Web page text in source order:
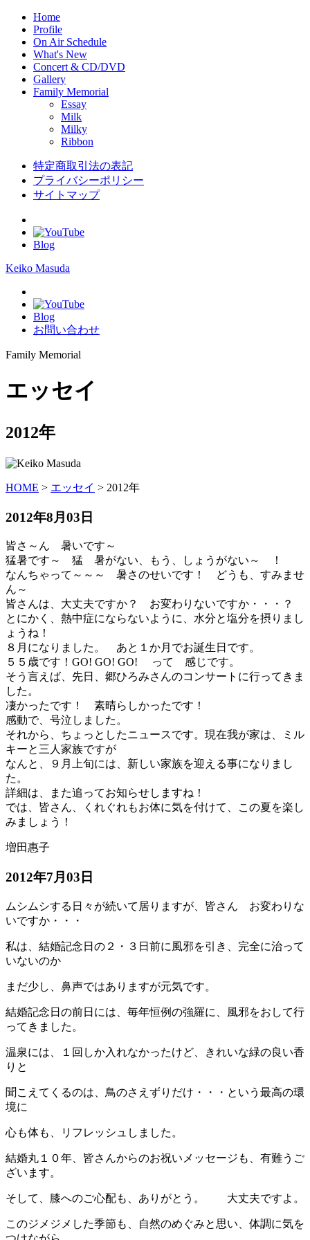
Home
Profile
On Air Schedule
What's New
Concert & CD/DVD
Gallery
Family Memorial
Essay
Milk
Milky
Ribbon
特定商取引法の表記
プライバシーポリシー
サイトマップ
Blog
Keiko Masuda
Blog
お問い合わせ
Family Memorial
エッセイ
2012年
HOME > エッセイ > 2012年
2012年8月03日
皆さ～ん 暑いです～
猛暑です～ 猛 暑がない、もう、しょうがない～ ！
なんちゃって～～～ 暑さのせいです！ どうも、すみませ
ん～
皆さんは、大丈夫ですか？ お変わりないですか・・・？
とにかく、熱中症にならないように、水分と塩分を摂りまし
ょうね！
８月になりました。 あと１か月でお誕生日です。
５５歳です！GO! GO! GO! って 感じです。
そう言えば、先日、郷ひろみさんのコンサートに行ってきま
した。
凄かったです！ 素晴らしかったです！
感動で、号泣しました。
それから、ちょっとしたニュースです。現在我が家は、ミル
キーと三人家族ですが
なんと、９月上旬には、新しい家族を迎える事になりまし
た。
詳細は、また追ってお知らせしますね！
では、皆さん、くれぐれもお体に気を付けて、この夏を楽し
みましょう！
増田惠子
2012年7月03日
ムシムシする日々が続いて居りますが、皆さん お変わりな
いですか・・・
私は、結婚記念日の２・３日前に風邪を引き、完全に治って
いないのか
まだ少し、鼻声ではありますが元気です。
結婚記念日の前日には、毎年恒例の強羅に、風邪をおして行
ってきました。
温泉には、１回しか入れなかったけど、きれいな緑の良い香
りと
聞こえてくるのは、鳥のさえずりだけ・・・という最高の環
境に
心も体も、リフレッシュしました。
結婚丸１０年、皆さんからのお祝いメッセージも、有難うご
ざいます。
そして、膝へのご心配も、ありがとう。 大丈夫ですよ。
このジメジメした季節も、自然のめぐみと思い、体調に気を